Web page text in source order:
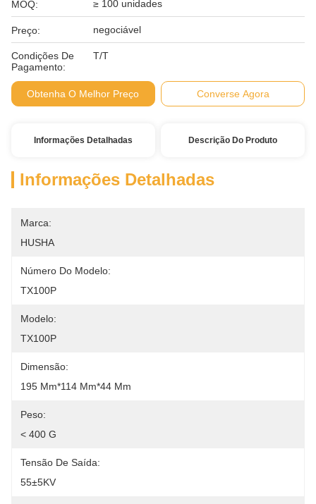
MOQ: ≥ 100 unidades
Preço: negociável
Condições De
Pagamento:
T/T
Obtenha O Melhor Preço Converse Agora
Informações Detalhadas Descrição Do Produto
Informações Detalhadas
Marca:
HUSHA
Número Do Modelo:
TX100P
Modelo:
TX100P
Dimensão:
195 Mm*114 Mm*44 Mm
Peso:
< 400 G
Tensão De Saída:
55±5KV